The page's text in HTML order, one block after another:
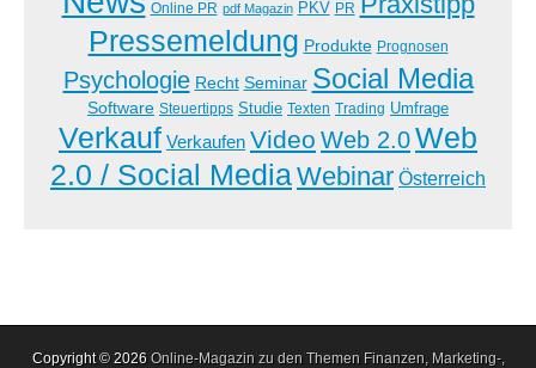
Online PR pdf Magazin PKV PR
Pressemeldung Produkte Prognosen
Psychologie Recht Seminar Social Media
Software Steuertipps Studie Texten Trading Umfrage
Verkauf Verkaufen Video Web 2.0Web
2.0 / Social MediaWebinar Österreich
Copyright © 2026 Online-Magazin zu den Themen Finanzen, Marketing-,